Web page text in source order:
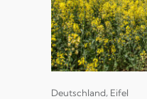
Categories
Deutschland Eifel